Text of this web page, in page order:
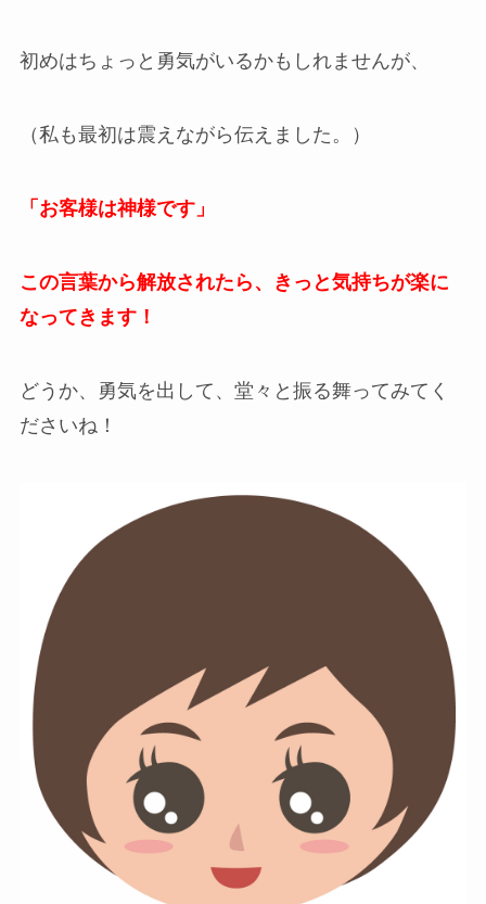
初めはちょっと勇気がいるかもしれませんが、
（私も最初は震えながら伝えました。）
「お客様は神様です」
この言葉から解放されたら、きっと気持ちが楽に
なってきます！
どうか、勇気を出して、堂々と振る舞ってみてく
ださいね！